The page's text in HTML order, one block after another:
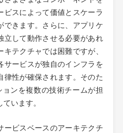
ビスによって価値とスケーラ
できます。さらに、アプリケ
立して動作させる必要があれ
テクチャでは困難ですが、
サービスが独自のインフラを
律性が確保されます。そのた
ンを複数の技術チームが担
います。
ービスベースのアーキテクチ